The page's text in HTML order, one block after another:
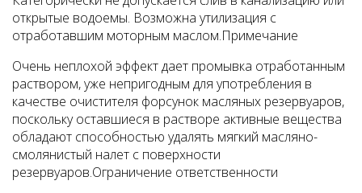
открытые водоемы. Возможна утилизация с
отработавшим моторным маслом.Примечание
Очень неплохой эффект дает промывка отработанным
раствором, уже непригодным для употребления в
качестве очистителя форсунок масляных резервуаров,
поскольку оставшиеся в растворе активные вещества
обладают способностью удалять мягкий масляно-
смолянистый налет с поверхности
резервуаров.Ограничение ответственности